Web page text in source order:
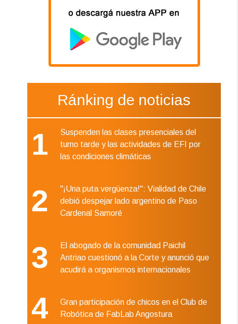
Ránking de noticias
1
Suspenden las clases presenciales del
turno tarde y las actividades de EFI por
las condiciones climáticas
2
"¡Una puta vergüenza!": Vialidad de Chile
debió despejar lado argentino de Paso
Cardenal Samoré
3
El abogado de la comunidad Paichil
Antriao cuestionó a la Corte y anunció que
acudirá a organismos internacionales
4
Gran participación de chicos en el Club de
Robótica de FabLab Angostura